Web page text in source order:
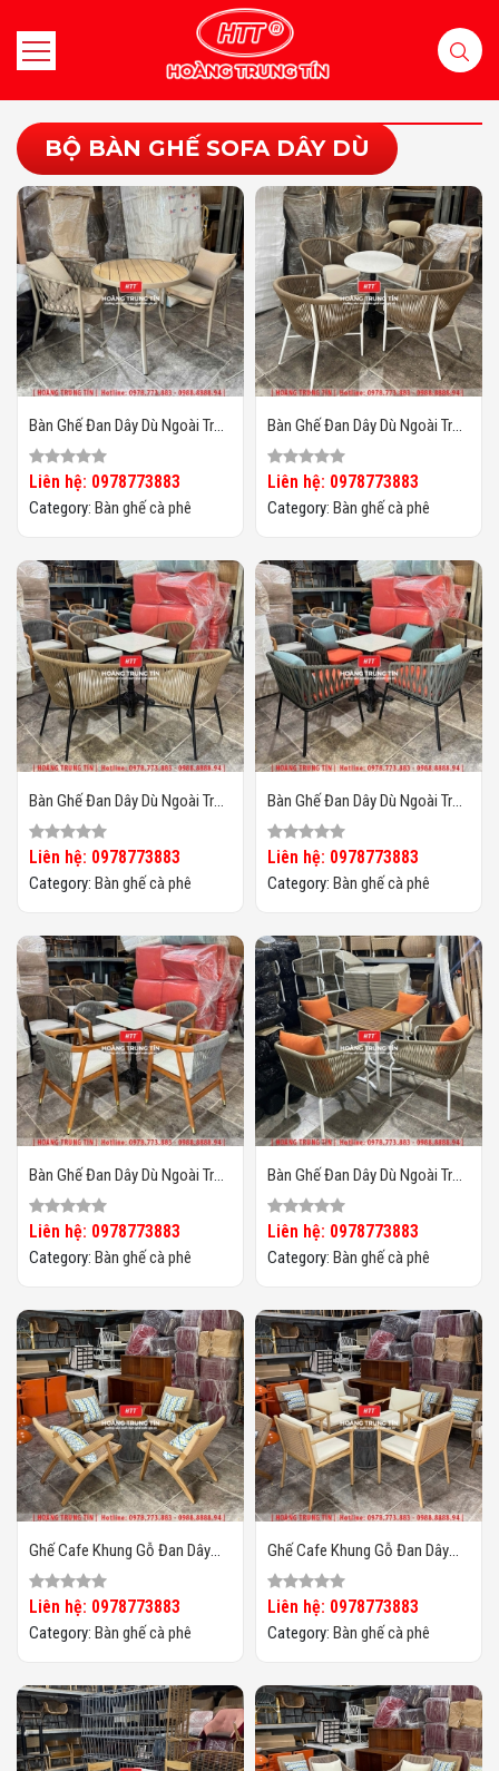
BỘ BÀN GHẾ SOFA DÂY DÙ
Bàn Ghế Đan Dây Dù Ngoài Trời
HTT06
Liên hệ: 0978773883
Category: Bàn ghế cà phê
Bàn Ghế Đan Dây Dù Ngoài Trời
HTT05
Liên hệ: 0978773883
Category: Bàn ghế cà phê
Bàn Ghế Đan Dây Dù Ngoài Trời
HTT04
Liên hệ: 0978773883
Category: Bàn ghế cà phê
Bàn Ghế Đan Dây Dù Ngoài Trời
HTT03
Liên hệ: 0978773883
Category: Bàn ghế cà phê
Bàn Ghế Đan Dây Dù Ngoài Trời
HTT02
Liên hệ: 0978773883
Category: Bàn ghế cà phê
Bàn Ghế Đan Dây Dù Ngoài Trời
HTT01
Liên hệ: 0978773883
Category: Bàn ghế cà phê
Ghế Cafe Khung Gỗ Đan Dây
Cói HTT03
Liên hệ: 0978773883
Category: Bàn ghế cà phê
Ghế Cafe Khung Gỗ Đan Dây
Cói HTT02
Liên hệ: 0978773883
Category: Bàn ghế cà phê